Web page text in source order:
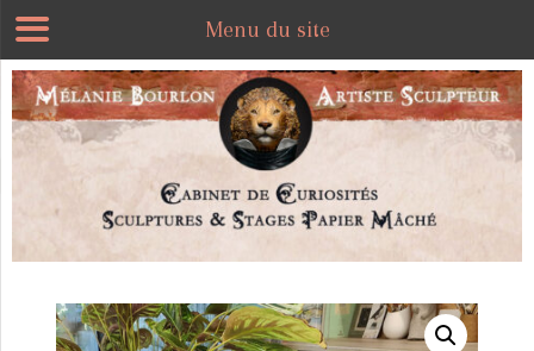
Menu du site